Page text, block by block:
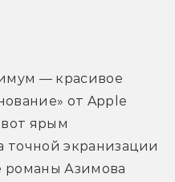
— красивое
от Apple
ярым
точной экранизации
романы Азимова